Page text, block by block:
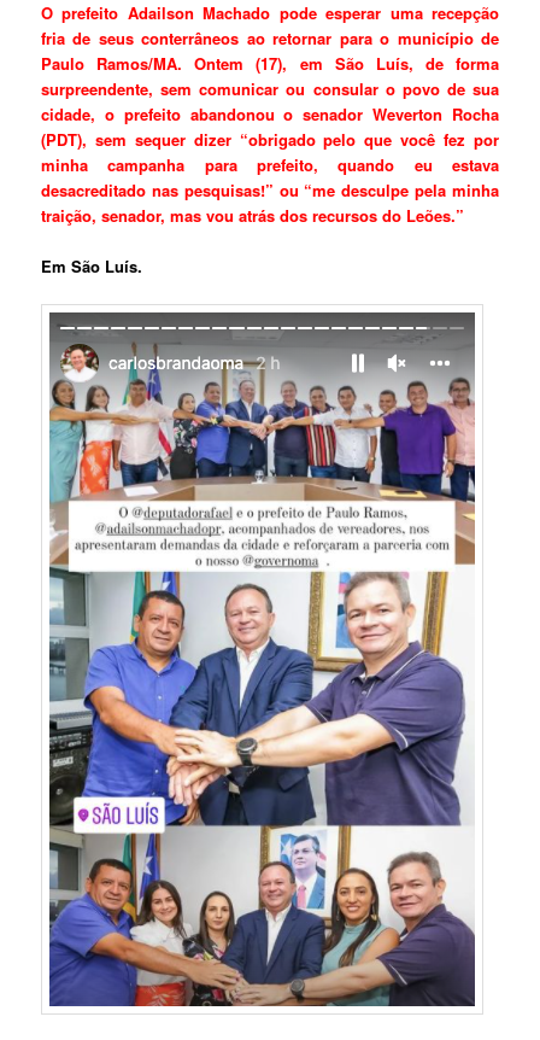
O prefeito Adailson Machado pode esperar uma recepção
fria de seus conterrâneos ao retornar para o município de
Paulo Ramos/MA. Ontem (17), em São Luís, de forma
surpreendente, sem comunicar ou consular o povo de sua
cidade, o prefeito abandonou o senador Weverton Rocha
(PDT), sem sequer dizer “obrigado pelo que você fez por
minha campanha para prefeito, quando eu estava
desacreditado nas pesquisas!” ou “me desculpe pela minha
traição, senador, mas vou atrás dos recursos do Leões.”
Em São Luís.